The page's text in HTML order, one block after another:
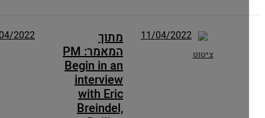
ציטוט
11/04/2022
מתוך
המאמר: PM
Begin in an
interview
with Eric
Breindel,
11/04/2022